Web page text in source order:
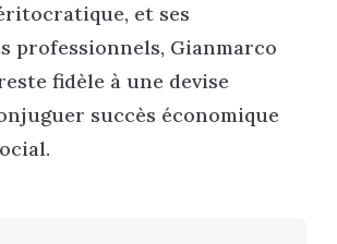
et ses
professionnels, Gianmarco
fidèle à une devise
succès économique